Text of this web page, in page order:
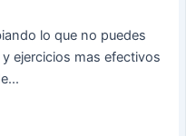
lo que no puedes
ejercicios mas efectivos